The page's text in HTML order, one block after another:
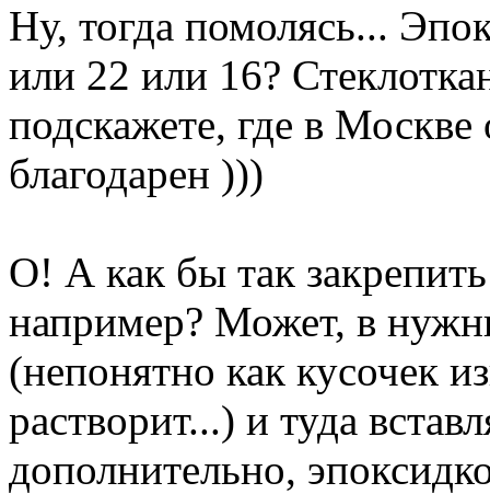
Ну, тогда помолясь...
или 22 или 16?
подскажете, где в Москве
благодарен )))
О! А как бы так закрепить
например? Может, в
(непонятно как кусочек
растворит...) и туда
дополнительно,